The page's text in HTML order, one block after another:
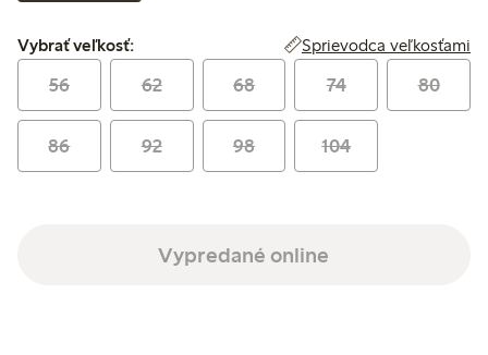
Vybrať veľkosť:
Vybrať veľkosť: Sprievodca veľkosťami
56 62 68 74 80
86 92 98 104
Vypredané online